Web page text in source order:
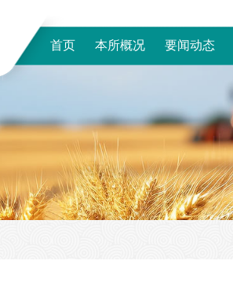
首页 本所概况 要闻动态